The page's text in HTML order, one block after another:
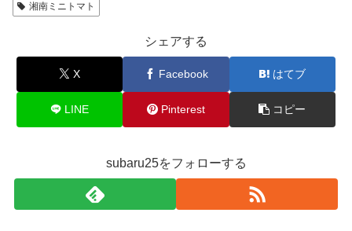
湘南ミニトマト
シェアする
X Facebook はてブ
LINE Pinterest コピー
subaru25をフォローする